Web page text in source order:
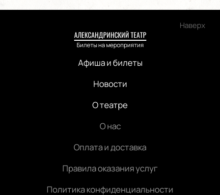
Наверх
АЛЕКСАНДРИНСКИЙ ТЕАТР
Билеты на мероприятия
Афиша и билеты
Новости
О театре
О нас
Оплата и доставка
Правила оказания услуг
Политика конфиденциальности